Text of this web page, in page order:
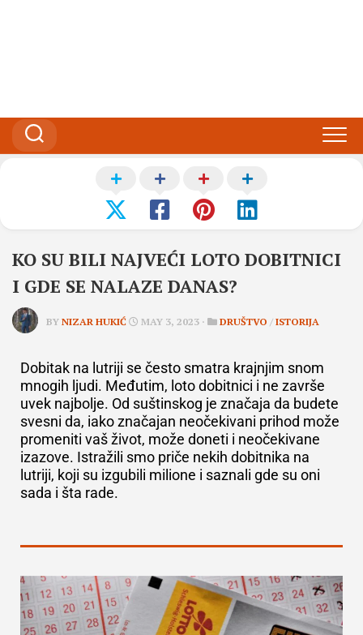
KO SU BILI NAJVEĆI LOTO DOBITNICI
I GDE SE NALAZE DANAS?
BY NIZAR HUKIĆ MAY 3, 2023 · DRUŠTVO / ISTORIJA
Dobitak na lutriji se često smatra krajnjim snom
mnogih ljudi. Međutim, loto dobitnici i ne završe
uvek najbolje. Od suštinskog je značaja da budete
svesni da, iako značajan neočekivani prihod može
promeniti vaš život, može doneti i neočekivane
izazove. Istražili smo priče nekih dobitnika na
lutriji, koji su izgubili milione i saznali gde su oni
sada i šta rade.